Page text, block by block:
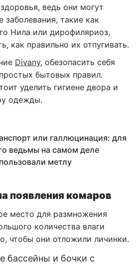
ведь они могут
заболевания, такие как
Нила или дирофиляриоз,
как правильно их отпугивать.
Divany, обезопасить себя
бытовых правил.
уделить гигиене двора и
одежды.
или галлюцинация: для
ведьмы на самом деле
метлу
появления комаров
место для размножения
количества влаги
чтобы они отложили личинки.
бассейны и бочки с